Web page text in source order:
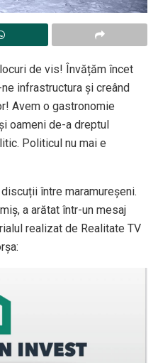
de vis! Învățăm încet
infrastructura și creând
Avem o gastronomie
oameni de-a dreptul
Politicul nu mai e
între maramureșeni.
a arătat într-un mesaj
realizat de Realitate TV